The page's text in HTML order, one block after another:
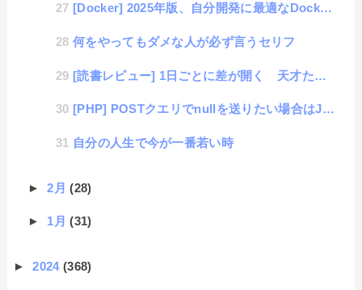
[Docker] 2025年版、自分開発に最適なDocker環境の公開
何をやってもダメな人が必ず言うセリフ
[読書レビュー] 1日ごとに差が開く 天才たちのライフハック
[PHP] POSTクエリでnullを送りたい場合はJSONを使うべし
自分の人生で今が一番若い時
►2月(28)
► 1月(31)
►2024(368)